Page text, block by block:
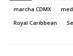
marcha CDMX
Royal Caribbean